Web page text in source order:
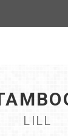
LILL